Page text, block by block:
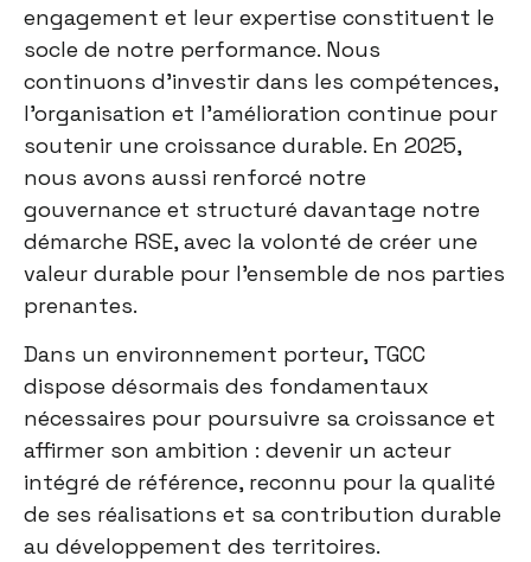
engagement et leur expertise constituent le
socle de notre performance. Nous
continuons d’investir dans les compétences,
l’organisation et l’amélioration continue pour
soutenir une croissance durable. En 2025,
nous avons aussi renforcé notre
gouvernance et structuré davantage notre
démarche RSE, avec la volonté de créer une
valeur durable pour l’ensemble de nos parties
prenantes.
Dans un environnement porteur, TGCC
dispose désormais des fondamentaux
nécessaires pour poursuivre sa croissance et
affirmer son ambition : devenir un acteur
intégré de référence, reconnu pour la qualité
de ses réalisations et sa contribution durable
au développement des territoires.